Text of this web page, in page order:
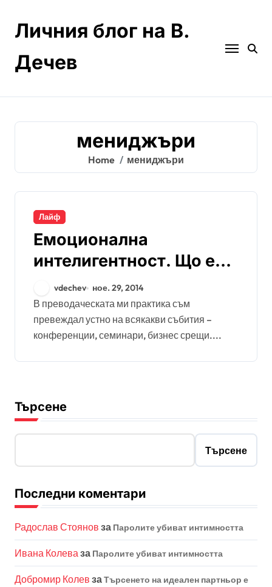
contentЛичния блог на В.
Дечев
мениджъри
Home мениджъри
Лайф
Емоционална
интелигентност. Що е
то?vdechev ное. 29, 2014
В преводаческата ми практика съм
превеждал устно на всякакви събития –
конференции, семинари, бизнес срещи....
Търсене
Търсене
Последни коментари
Радослав Стоянов за Паролите убиват интимността
Ивана Колеваза Паролите убиват интимността
Добромир Колев заТърсенето на идеален партньор е